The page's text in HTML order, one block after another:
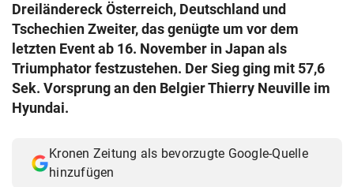
© Krone Multimedia GmbH & Co KG 2026
Muthgasse 2, 1190 Wien
Dreiländereck Österreich, Deutschland und
Tschechien Zweiter, das genügte um vor dem
letzten Event ab 16. November in Japan als
Triumphator festzustehen. Der Sieg ging mit 57,6
Sek. Vorsprung an den Belgier Thierry Neuville im
Hyundai.
Kronen Zeitung als bevorzugte Google-Quelle
hinzufügen